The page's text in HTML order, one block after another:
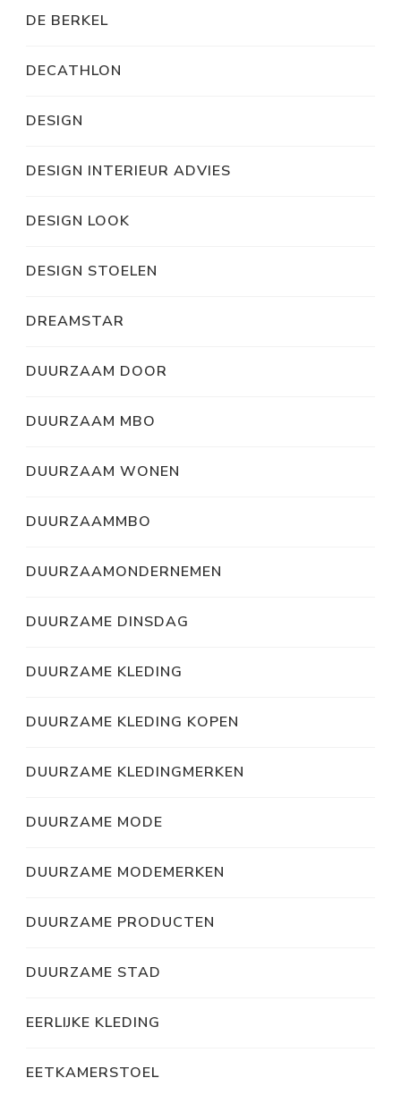
DE BERKEL
DECATHLON
DESIGN
DESIGN INTERIEUR ADVIES
DESIGN LOOK
DESIGN STOELEN
DREAMSTAR
DUURZAAM DOOR
DUURZAAM MBO
DUURZAAM WONEN
DUURZAAMMBO
DUURZAAMONDERNEMEN
DUURZAME DINSDAG
DUURZAME KLEDING
DUURZAME KLEDING KOPEN
DUURZAME KLEDINGMERKEN
DUURZAME MODE
DUURZAME MODEMERKEN
DUURZAME PRODUCTEN
DUURZAME STAD
EERLIJKE KLEDING
EETKAMERSTOEL